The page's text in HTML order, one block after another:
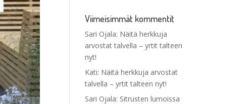
Viimeisimmät kommentit
Sari Ojala: Näitä herkkuja
arvostat talvella – yrtit talteen
nyt!
Kati: Näitä herkkuja arvostat
talvella – yrtit talteen nyt!
Sari Ojala: Sitrusten lumoissa